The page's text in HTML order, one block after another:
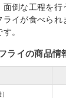
面倒な工程を
イが食べられ
。
ライの商品情